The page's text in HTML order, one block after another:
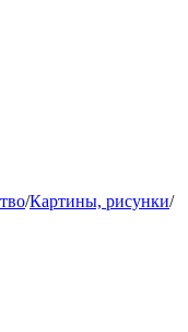
/Картины, рисунки/